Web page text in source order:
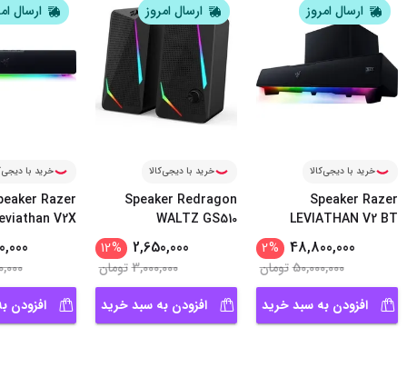
ارسال امروز
خرید با دیجی‌کالا
Speaker Razer
LEVIATHAN V2 BT
48,800,000
%
2
50,000,000تومان
افزودن به سبد خرید
ارسال امروز
خرید با دیجی‌کالا
Speaker Redragon
WALTZ GS510
2,650,000
%
12
3,000,000تومان
افزودن به سبد خرید
ارسال
خرید با
Razer
V2X
افزودن